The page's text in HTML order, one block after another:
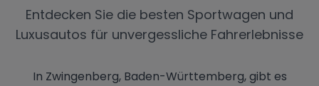
Entdecken Sie die besten Sportwagen und
Luxusautos für unvergessliche Fahrerlebnisse
In Zwingenberg, Baden-Württemberg, gibt es